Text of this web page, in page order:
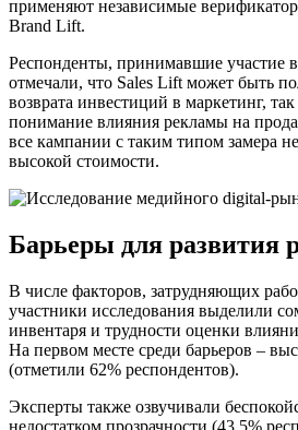
применяют независимые
Brand Lift.
Респонденты, принимавшие участие
отмечали, что Sales Lift может быть
возврата инвестиций в маркетинг,
понимание влияния рекламы на
все кампании с таким типом замера
высокой стоимости.
Барьеры для развития
В числе факторов, затрудняющих
участники исследования выделили
инвентаря и трудности оценки
На первом месте среди барьеров –
(отметили 62% респондентов).
Эксперты также озвучивали
недостатком прозрачности (43,5%